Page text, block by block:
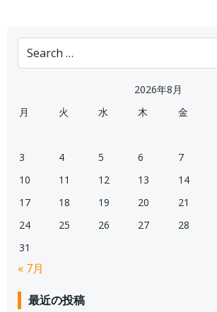
Search
for:
2026年8月
月
火 水 木 金
3
4 5 6 7
10
11 12 13 14
17
18 19 20 21
24
25 26 27 28
31
« 7月
最近の投稿